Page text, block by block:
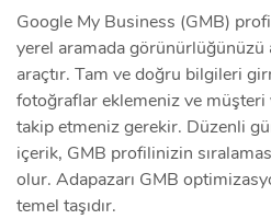
Google My Business (GMB)
yerel aramada görünürlüğünüzü
araçtır. Tam ve doğru bilgileri
fotoğraflar eklemeniz ve müşteri
takip etmeniz gerekir. Düzenli
içerik, GMB profilinizin
olur. Adapazarı GMB
temel taşıdır.